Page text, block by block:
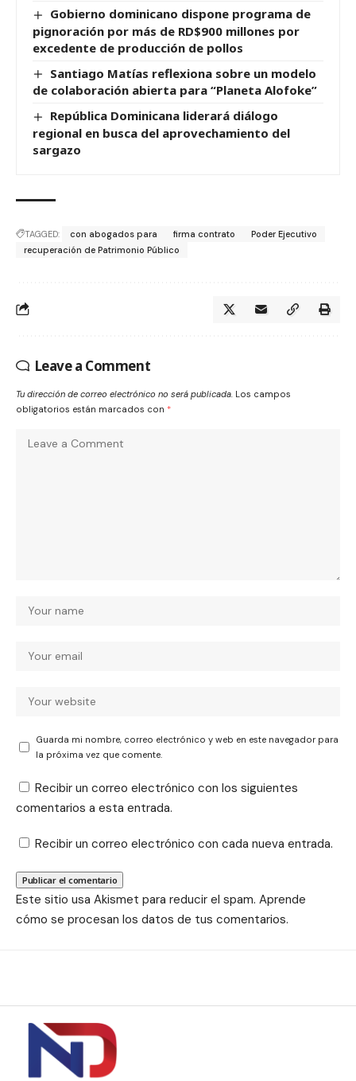
Gobierno dominicano dispone programa de
pignoración por más de RD$900 millones por
excedente de producción de pollos
Santiago Matías reflexiona sobre un modelo
de colaboración abierta para “Planeta Alofoke”
República Dominicana liderará diálogo
regional en busca del aprovechamiento del
sargazo
TAGGED: con abogados para firma contrato
Poder Ejecutivo
recuperación de Patrimonio Público
Leave a Comment
Tu dirección de correo electrónico no será publicada. Los campos
obligatorios están marcados con *
Guarda mi nombre, correo electrónico y web en este navegador para
la próxima vez que comente.
Recibir un correo electrónico con los siguientes
comentarios a esta entrada.
Recibir un correo electrónico con cada nueva entrada.
Este sitio usa Akismet para reducir el spam. Aprende
cómo se procesan los datos de tus comentarios.